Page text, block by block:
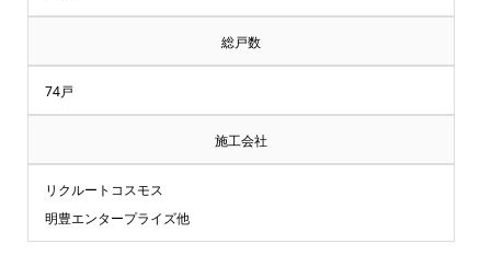
総戸数
74戸
施工会社
リクルートコスモス
明豊エンタープライズ他